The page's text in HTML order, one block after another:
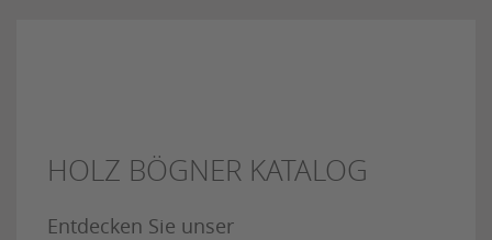
HOLZ BÖGNER KATALOG
Entdecken Sie unser